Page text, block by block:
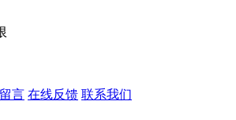
言 在线反馈 联系我们